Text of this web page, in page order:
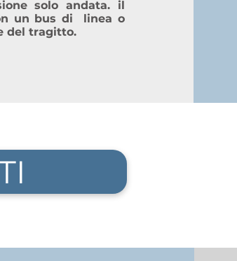
solo andata. il
un bus di linea o
del tragitto.